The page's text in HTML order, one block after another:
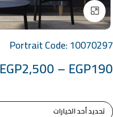
Click to enlarge
Portrait Code: 10070297
EGP190
–
EGP2,500